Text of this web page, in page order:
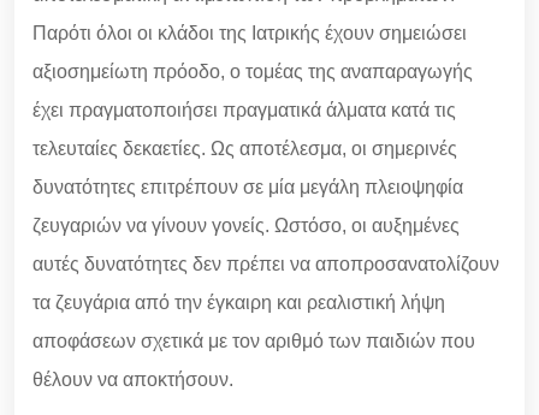
Παρότι όλοι οι κλάδοι της Ιατρικής έχουν σημειώσει
αξιοσημείωτη πρόοδο, ο τομέας της αναπαραγωγής
έχει πραγματοποιήσει πραγματικά άλματα κατά τις
τελευταίες δεκαετίες. Ως αποτέλεσμα, οι σημερινές
δυνατότητες επιτρέπουν σε μία μεγάλη πλειοψηφία
ζευγαριών να γίνουν γονείς. Ωστόσο, οι αυξημένες
αυτές δυνατότητες δεν πρέπει να αποπροσανατολίζουν
τα ζευγάρια από την έγκαιρη και ρεαλιστική λήψη
αποφάσεων σχετικά με τον αριθμό των παιδιών που
θέλουν να αποκτήσουν.